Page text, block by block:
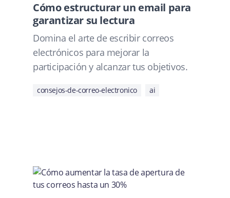
Cómo estructurar un email para
garantizar su lectura
Domina el arte de escribir correos
electrónicos para mejorar la
participación y alcanzar tus objetivos.
consejos-de-correo-electronico ai